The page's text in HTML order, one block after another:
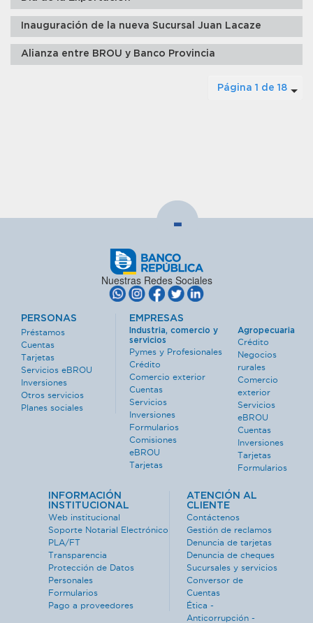
Inauguración de la nueva Sucursal Juan Lacaze
Alianza entre BROU y Banco Provincia
Página 1 de 18
-
Nuestras Redes Sociales
PERSONAS
Préstamos
Cuentas
Tarjetas
Servicios eBROU
Inversiones
Otros servicios
Planes sociales
EMPRESAS
Industria, comercio y
servicios
Pymes y Profesionales
Crédito
Comercio exterior
Cuentas
Servicios
Inversiones
Formularios
Comisiones
eBROU
Tarjetas
Agropecuaria
Crédito
Negocios
rurales
Comercio
exterior
Servicios
eBROU
Cuentas
Inversiones
Tarjetas
Formularios
INFORMACIÓN
INSTITUCIONAL
Web institucional
Soporte Notarial Electrónico
PLA/FT
Transparencia
Protección de Datos
Personales
Formularios
Pago a proveedores
ATENCIÓN AL
CLIENTE
Contáctenos
Gestión de reclamos
Denuncia de tarjetas
Denuncia de cheques
Sucursales y servicios
Conversor de
Cuentas
Ética -
Anticorrupción -